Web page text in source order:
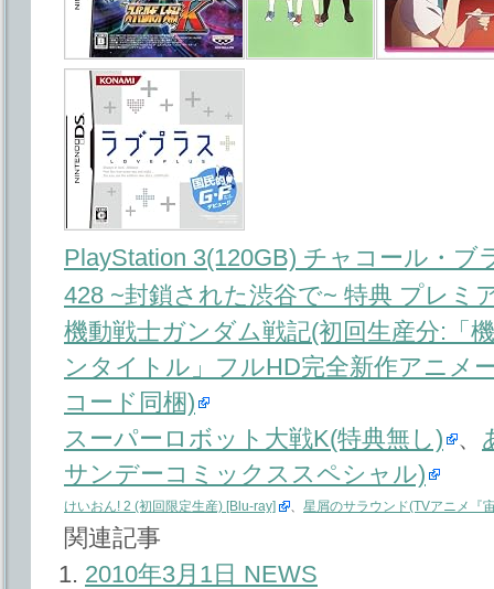
PlayStation 3(120GB) チャコール・ブ
428 ~封鎖された渋谷で~ 特典 プレミ
機動戦士ガンダム戦記(初回生産分:「
ンタイトル」フルHD完全新作アニメ
コード同梱)
スーパーロボット大戦K(特典無し)
、
サンデーコミックススペシャル)
けいおん! 2 (初回限定生産) [Blu-ray] 、 星屑のサラウンド(TVアニメ『
関連記事
2010年3月1日 NEWS